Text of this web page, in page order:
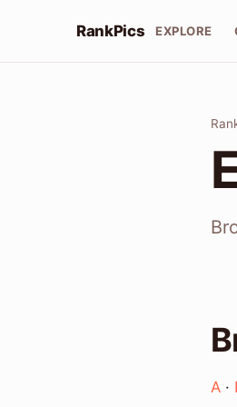
RankPics EXPLORE
A ·